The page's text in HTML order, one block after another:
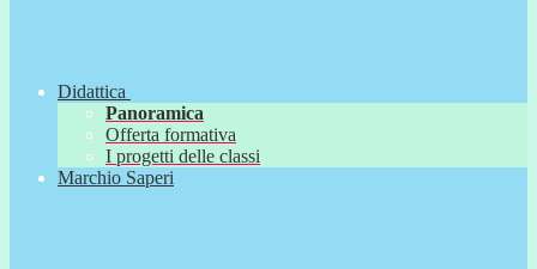
Didattica
Panoramica
Offerta formativa
I progetti delle classi
Marchio Saperi